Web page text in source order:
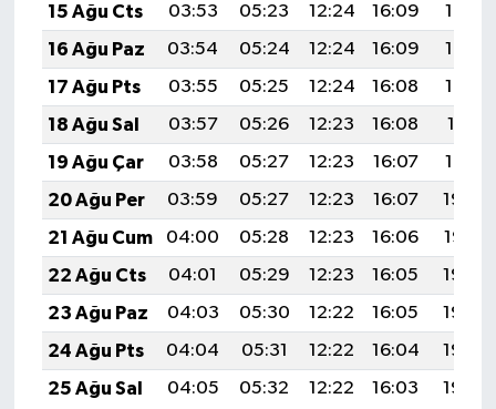
15 Ağu Cts
03:53 05:23 12:24 16:09
19:15
16 Ağu Paz
03:54 05:24 12:24 16:09
19:14
17 Ağu Pts
03:55 05:25 12:24 16:08
19:13
18 Ağu Sal
03:57 05:26 12:23 16:08
19:11
19 Ağu Çar
03:58 05:27 12:23 16:07
19:10
20 Ağu Per
03:59 05:27 12:23 16:07
19:09
21 Ağu Cum
04:00 05:28 12:23 16:06
19:07
22 Ağu Cts
04:01 05:29 12:23 16:05
19:06
23 Ağu Paz
04:03 05:30 12:22 16:05
19:05
24 Ağu Pts
04:04 05:31 12:22 16:04
19:03
25 Ağu Sal
04:05 05:32 12:22 16:03 19:02